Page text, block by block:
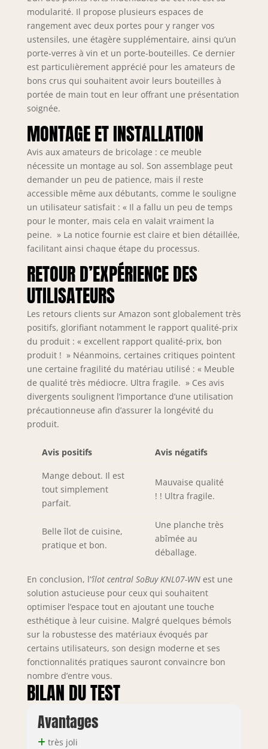
pour éviter la
poussière.
L'étagère à
bouteilles peut
être retirée comme
un tiroir, ce qui
rend les bouteilles
Le plan de travail
offre beaucoup
d'espace pour
ranger et préparer
les repas. Ceci est
facile à nettoyer et
contribue à
l’aspect de haute
qualité. Le meuble
à roulettes sert
avant tout de
navette entre la
cuisine et la salle à
(dont 2
verrouillables),
notre chariot de
cuisine transporte
les aliments et les
boissons
rapidement et en
toute sécurité
(E1), PB(E1) et
: L89cm x P40cm x
H87 cm. Capacité
63 kg. Le produit
arrive en deux
colis : Colis A et
Colis B. Colis A:
B:17,65kg.
modularité. Il propose plusieurs espaces de
rangement avec deux portes pour y ranger vos
ustensiles, une étagère supplémentaire, ainsi qu’un
porte-verres à vin et un porte-bouteilles. Ce dernier
est particulièrement apprécié pour les amateurs de
bons crus qui souhaitent avoir leurs bouteilles à
portée de main tout en leur offrant une présentation
soignée.
MONTAGE ET INSTALLATION
Avis aux amateurs de bricolage : ce meuble
nécessite un montage au sol. Son assemblage peut
demander un peu de patience, mais il reste
accessible même aux débutants, comme le souligne
un utilisateur satisfait : « Il a fallu un peu de temps
pour le monter, mais cela en valait vraiment la
peine. » La notice fournie est claire et bien détaillée,
facilitant ainsi chaque étape du processus.
RETOUR D’EXPÉRIENCE DES
UTILISATEURS
Les retours clients sur Amazon sont globalement très
positifs, glorifiant notamment le rapport qualité-prix
du produit : « excellent rapport qualité-prix, bon
produit ! » Néanmoins, certaines critiques pointent
une certaine fragilité du matériau utilisé : « Meuble
de qualité très médiocre. Ultra fragile. » Ces avis
divergents soulignent l’importance d’une utilisation
précautionneuse afin d’assurer la longévité du
produit.
Avis positifs Avis négatifs
Mange debout. Il est
tout simplement
parfait.
Mauvaise qualité
! ! Ultra fragile.
Belle îlot de cuisine,
pratique et bon.
Une planche très
abîmée au
déballage.
En conclusion, l’‘îlot central SoBuy KNL07-WNest une
solution astucieuse pour ceux qui souhaitent
optimiser l’espace tout en ajoutant une touche
esthétique à leur cuisine. Malgré quelques bémols
sur la robustesse des matériaux évoqués par
certains utilisateurs, son design moderne et ses
fonctionnalités pratiques sauront convaincre bon
nombre d’entre vous.
BILAN DU TEST
Avantages
très joli